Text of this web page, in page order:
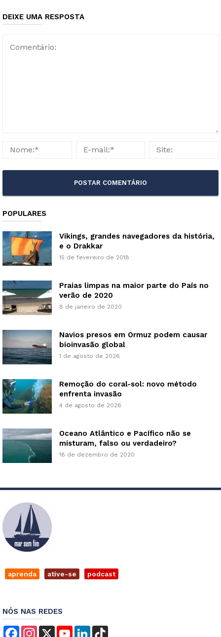
DEIXE UMA RESPOSTA
POPULARES
Vikings, grandes navegadores da história,
e o Drakkar
15 de fevereiro de 2018
Praias limpas na maior parte do País no
verão de 2020
8 de janeiro de 2020
Navios presos em Ormuz podem causar
bioinvasão global
1 de agosto de 2026
Remoção do coral-sol: novo método
enfrenta invasão
4 de agosto de 2026
Oceano Atlântico e Pacífico não se
misturam, falso ou verdadeiro?
18 de dezembro de 2020
aprenda ative-se podcast
NÓS NAS REDES
FacebookInstagram
X YouTubeLinkedIn